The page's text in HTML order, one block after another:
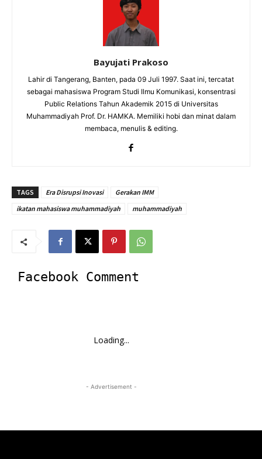
Bayujati Prakoso
Lahir di Tangerang, Banten, pada 09 Juli 1997. Saat ini, tercatat
sebagai mahasiswa Program Studi Ilmu Komunikasi, konsentrasi
Public Relations Tahun Akademik 2015 di Universitas
Muhammadiyah Prof. Dr. HAMKA. Memiliki hobi dan minat dalam
membaca, menulis & editing.
TAGS Era Disrupsi Inovasi
Gerakan IMM
ikatan mahasiswa muhammadiyah
muhammadiyah
Facebook Comment
Loading...
- Advertisement -